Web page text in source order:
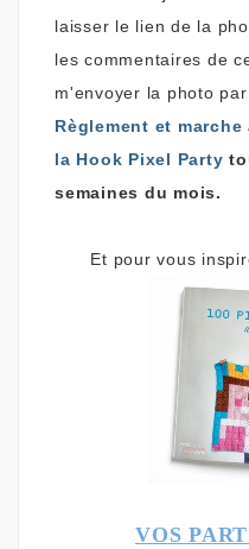
laisser le lien de la
les commentaires de
m'envoyer la photo
Règlement et
la Hook Pixel Party
semaines du mois.
Et pour vous
VOS